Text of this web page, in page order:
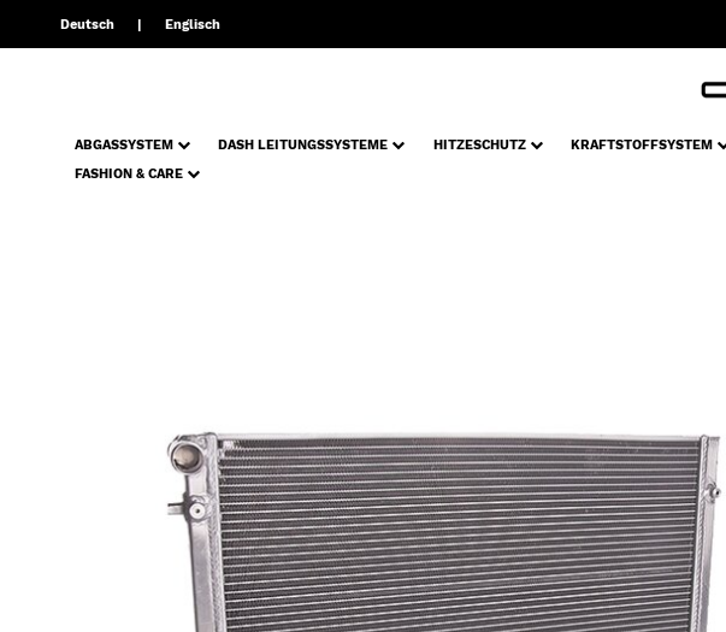
Deutsch Englisch
ABGASSYSTEM DASH LEITUNGSSYSTEME HITZESCHUTZ KRAFTSTOFFSYSTEM
FASHION & CARE